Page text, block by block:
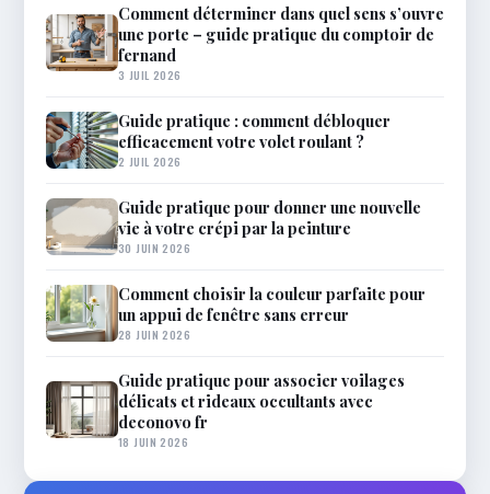
Comment déterminer dans quel sens s’ouvre
une porte – guide pratique du comptoir de
fernand
3 JUIL 2026
Guide pratique : comment débloquer
efficacement votre volet roulant ?
2 JUIL 2026
Guide pratique pour donner une nouvelle
vie à votre crépi par la peinture
30 JUIN 2026
Comment choisir la couleur parfaite pour
un appui de fenêtre sans erreur
28 JUIN 2026
Guide pratique pour associer voilages
délicats et rideaux occultants avec
deconovo fr
18 JUIN 2026